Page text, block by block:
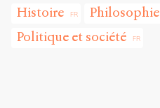
0
4
Histoire
Philosophie
Politique et société